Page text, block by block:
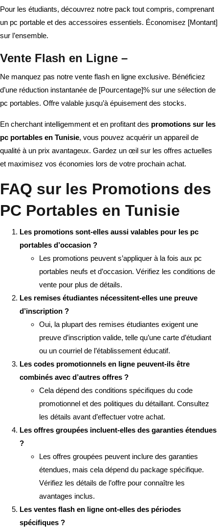
Pour les étudiants, découvrez notre pack tout compris, comprenant
un pc portable et des accessoires essentiels. Économisez [Montant]
sur l’ensemble.
Vente Flash en Ligne –
Ne manquez pas notre vente flash en ligne exclusive. Bénéficiez
d’une réduction instantanée de [Pourcentage]% sur une sélection de
pc portables. Offre valable jusqu’à épuisement des stocks.
En cherchant intelligemment et en profitant des promotions sur les
pc portables en Tunisie, vous pouvez acquérir un appareil de
qualité à un prix avantageux. Gardez un œil sur les offres actuelles
et maximisez vos économies lors de votre prochain achat.
FAQ sur les Promotions des
PC Portables en Tunisie
Les promotions sont-elles aussi valables pour les pc
portables d’occasion ?
Les promotions peuvent s’appliquer à la fois aux pc
portables neufs et d’occasion. Vérifiez les conditions de
vente pour plus de détails.
Les remises étudiantes nécessitent-elles une preuve
d’inscription ?
Oui, la plupart des remises étudiantes exigent une
preuve d’inscription valide, telle qu’une carte d’étudiant
ou un courriel de l’établissement éducatif.
Les codes promotionnels en ligne peuvent-ils être
combinés avec d’autres offres ?
Cela dépend des conditions spécifiques du code
promotionnel et des politiques du détaillant. Consultez
les détails avant d’effectuer votre achat.
Les offres groupées incluent-elles des garanties étendues
?
Les offres groupées peuvent inclure des garanties
étendues, mais cela dépend du package spécifique.
Vérifiez les détails de l’offre pour connaître les
avantages inclus.
Les ventes flash en ligne ont-elles des périodes
spécifiques ?